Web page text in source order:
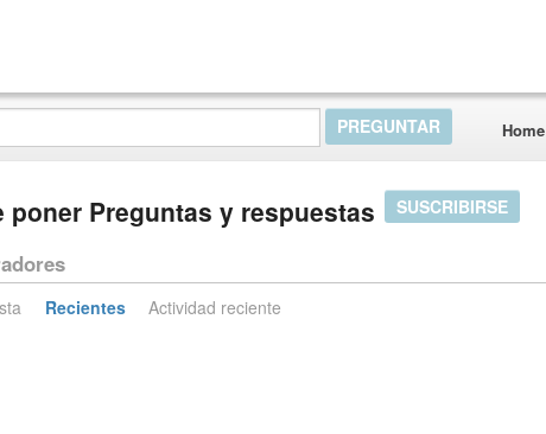
Home
poner Preguntas y respuestas SUSCRIBIRSE
Recientes Actividad reciente